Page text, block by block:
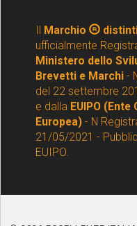
Il Marchio
ufficialmente
Ministero dello
Brevetti e Marchi -
del 22 settembre
e dalla EUIPO
Europea) - N
21/05/2021 -
EUIPO.